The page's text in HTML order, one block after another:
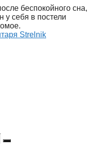
беспокойного сна,
у себя в постели